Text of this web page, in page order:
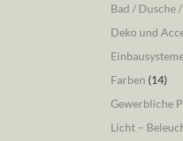
Bad / Dusche
Deko und
Farben (14)
Gewerbliche
Licht –